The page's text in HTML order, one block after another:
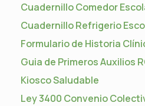
Cuadernillo Comedor
Cuadernillo Refrigerio
Formulario de Historia
Guia de Primeros Auxilios
Kiosco Saludable
Ley 3400 Convenio